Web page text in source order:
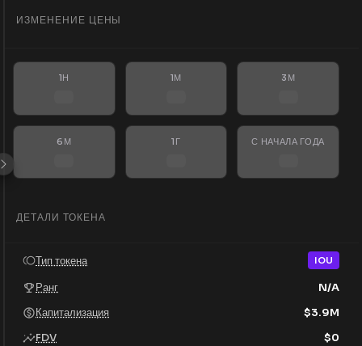
ИЗМЕНЕНИЕ ЦЕНЫ
1Н 1М 3М
6М 1Г С НАЧАЛА ГОДА
ДЕТАЛИ ТОКЕНА
Тип токена IOU
Ранг
N/A
Капитализация
$3.9M
FDV
$0